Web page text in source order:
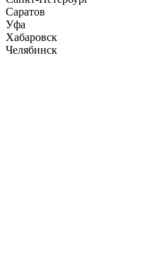
Саратов
Уфа
Хабаровск
Челябинск